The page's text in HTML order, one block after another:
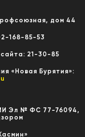
дом 44
168-85-53
21-30-85
«Новая Бурятия»:
Эл № ФС 77-76094,